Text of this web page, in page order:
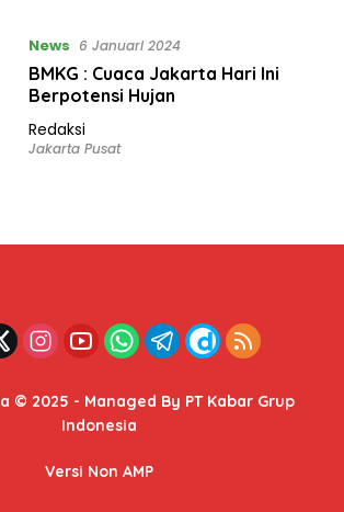
News 6 Januari 2024
BMKG : Cuaca Jakarta Hari Ini
Berpotensi Hujan
Redaksi
Jakarta Pusat
© 2025 - Managed By PT Kabar Grup
Indonesia
Versi Non AMP